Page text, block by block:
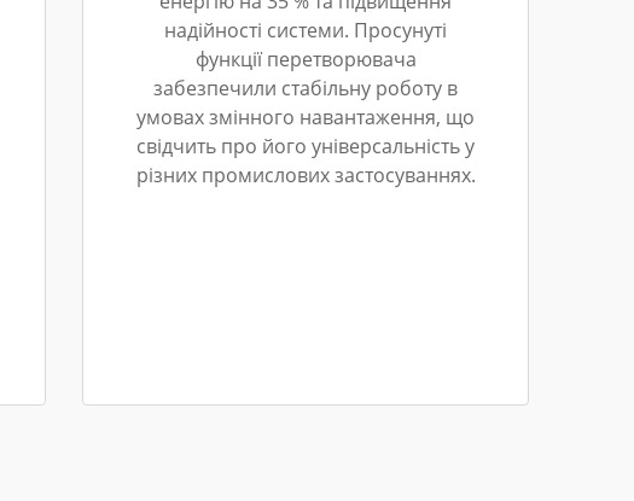
надійності системи. Просунуті
функції перетворювача
забезпечили стабільну роботу в
умовах змінного навантаження, що
свідчить про його універсальність у
різних промислових застосуваннях.